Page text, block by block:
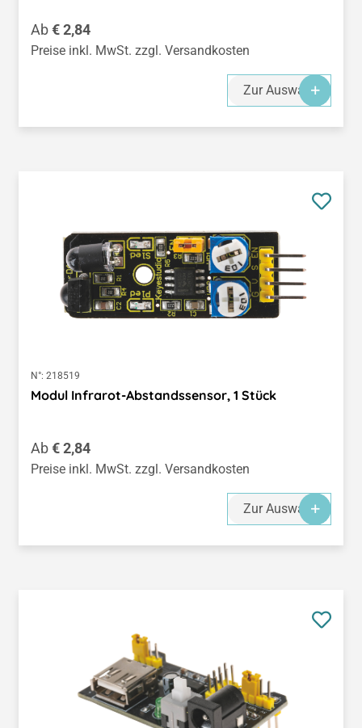
Regulärer Preis:
Ab€ 2,84
Preise inkl. MwSt. zzgl. Versandkosten
Zur Auswahl
N°: 218519
Modul Infrarot-Abstandssensor, 1 Stück
Regulärer Preis:
Ab€ 2,84
Preise inkl. MwSt. zzgl. Versandkosten
Zur Auswahl